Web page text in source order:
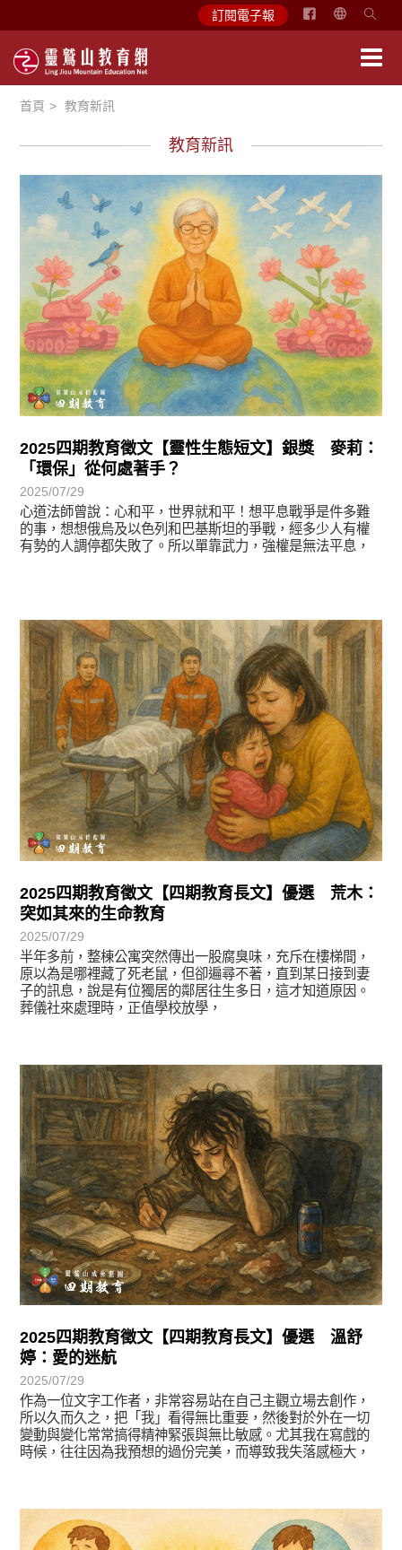
訂閱電子報
简
首頁 教育新訊
教育新訊
2025四期教育徵文【靈性生態短文】銀獎 麥莉：
「環保」從何處著手？
2025/07/29
心道法師曾說：心和平，世界就和平！想平息戰爭是件多難
的事，想想俄烏及以色列和巴基斯坦的爭戰，經多少人有權
有勢的人調停都失敗了。所以單靠武力，強權是無法平息，
2025四期教育徵文【四期教育長文】優選 荒木：
突如其來的生命教育
2025/07/29
半年多前，整棟公寓突然傳出一股腐臭味，充斥在樓梯間，
原以為是哪裡藏了死老鼠，但卻遍尋不著，直到某日接到妻
子的訊息，說是有位獨居的鄰居往生多日，這才知道原因。
葬儀社來處理時，正值學校放學，
徵文賞析
2025四期教育徵文【四期教育長文】優選 溫舒
婷：愛的迷航
2025/07/29
作為一位文字工作者，非常容易站在自己主觀立場去創作，
所以久而久之，把「我」看得無比重要，然後對於外在一切
變動與變化常常搞得精神緊張與無比敏感。尤其我在寫戲的
時候，往往因為我預想的過份完美，而導致我失落感極大，
徵文賞析
徵文賞析